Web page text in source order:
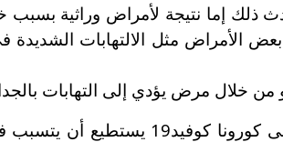
ذلك إما نتيجة لأمراض وراثية
الأمراض مثل الالتهابات
من خلال مرض يؤدي إلى التهابات
مما سبق يتضح أن مرض كورونا